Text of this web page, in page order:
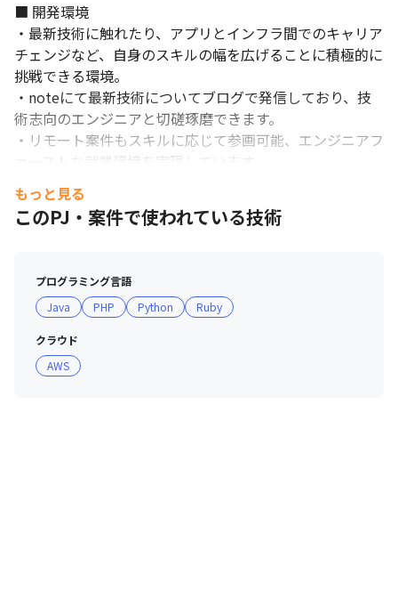
■ 開発環境
・最新技術に触れたり、アプリとインフラ間でのキャリア
チェンジなど、自身のスキルの幅を広げることに積極的に
挑戦できる環境。
・noteにて最新技術についてブログで発信しており、技
術志向のエンジニアと切磋琢磨できます。
・リモート案件もスキルに応じて参画可能、エンジニアフ
ァーストな就業環境を実現しています。
■ 現場・社員の雰囲気
に導いています。
・業務を通して基本的な専門知識を身につけることがで
き、わからないことがあれば先輩社員からアドバイスを受
けられるフラットな環境です。
・勉強会、メンター制度、資格取得支援制度など人材教育
もっと見る
このPJ・案件で使われている技術
プログラミング言語
Java
PHP Python Ruby
クラウド
AWS